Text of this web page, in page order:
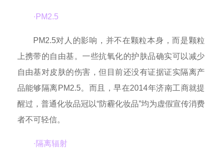
·PM2.5
PM2.5对人的影响，并不在颗粒本身，而是颗粒
上携带的自由基。一些抗氧化的护肤品确实可以减少
自由基对皮肤的伤害，但目前还没有证据证实隔离产
品能够隔离PM2.5。而且，早在2014年济南工商就提
醒过，普通化妆品冠以“防霾化妆品”均为虚假宣传消费
者不可轻信。
·隔离辐射